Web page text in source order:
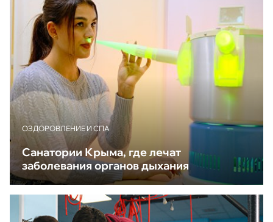
ОЗДОРОВЛЕНИЕ И СПА
Санатории Крыма, где лечат
заболевания органов дыхания